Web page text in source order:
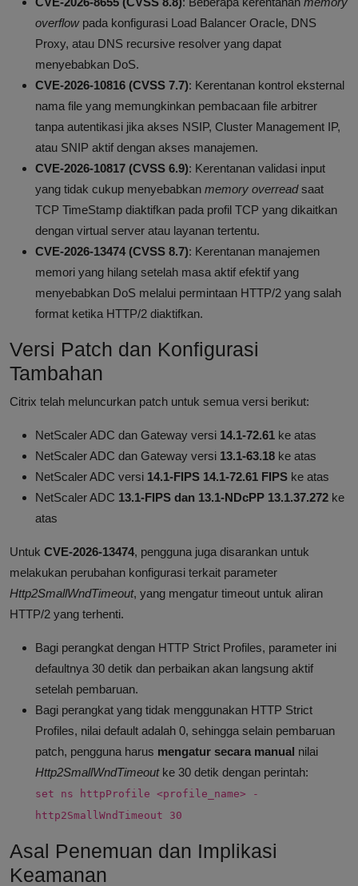
overflowpada konfigurasi Load Balancer Oracle, DNS
Proxy, atau DNS recursive resolver yang dapat
menyebabkan DoS.
CVE-2026-10816 (CVSS 7.7): Kerentanan kontrol eksternal
nama file yang memungkinkan pembacaan file arbitrer
tanpa autentikasi jika akses NSIP, Cluster Management IP,
atau SNIP aktif dengan akses manajemen.
CVE-2026-10817 (CVSS 6.9): Kerentanan validasi input
yang tidak cukup menyebabkan memory overreadsaat
TCP TimeStamp diaktifkan pada profil TCP yang dikaitkan
dengan virtual server atau layanan tertentu.
CVE-2026-13474 (CVSS 8.7): Kerentanan manajemen
memori yang hilang setelah masa aktif efektif yang
menyebabkan DoS melalui permintaan HTTP/2 yang salah
format ketika HTTP/2 diaktifkan.
Versi Patch dan Konfigurasi
Tambahan
Citrix telah meluncurkan patch untuk semua versi berikut:
NetScaler ADC dan Gateway versi 14.1-72.61 ke atas
NetScaler ADC dan Gateway versi 13.1-63.18 ke atas
NetScaler ADC versi 14.1-FIPS 14.1-72.61 FIPS ke atas
NetScaler ADC 13.1-FIPS dan 13.1-NDcPP 13.1.37.272 ke
atas
Untuk CVE-2026-13474, pengguna juga disarankan untuk
melakukan perubahan konfigurasi terkait parameter
Http2SmallWndTimeout, yang mengatur timeout untuk aliran
HTTP/2 yang terhenti.
Bagi perangkat dengan HTTP Strict Profiles, parameter ini
defaultnya 30 detik dan perbaikan akan langsung aktif
setelah pembaruan.
Bagi perangkat yang tidak menggunakan HTTP Strict
Profiles, nilai default adalah 0, sehingga selain pembaruan
patch, pengguna harus mengatur secara manual nilai
Http2SmallWndTimeoutke 30 detik dengan perintah:
set ns httpProfile <profile_name> -
http2SmallWndTimeout 30
Asal Penemuan dan Implikasi
Keamanan